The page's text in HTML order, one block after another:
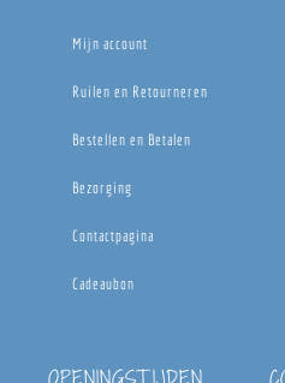
Mijn account
Ruilen en Retourneren
Bestellen en Betalen
Bezorging
Contactpagina
Cadeaubon